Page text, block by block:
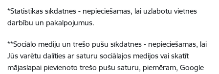
*Statistikas sīkdatnes - nepieciešamas, lai uzlabotu vietnes
darbību un pakalpojumus.
**Sociālo mediju un trešo pušu sīkdatnes - nepieciešamas, lai
Jūs varētu dalīties ar saturu sociālajos medijos vai skatīt
mājaslapai pievienoto trešo pušu saturu, piemēram, Google